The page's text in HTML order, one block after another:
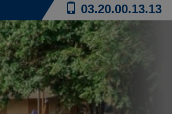
03.20.00.13.13